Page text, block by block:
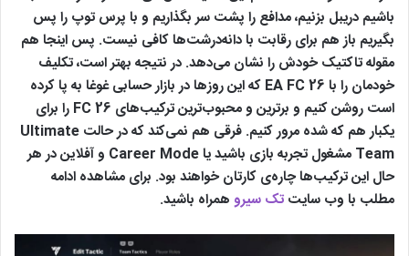
باشیم دریبل بزنیم، مدافع را پشت سر بگذاریم و با پرس توپ را پس
بگیریم باز هم برای رقابت با دانه‌درشت‌ها کافی نیست. پس اینجا هم
مقوله تاکتیک خودش را نشان می‌دهد. در نتیجه بهتر است، تکلیف
خودمان را با EA FC 26 که این روزها در بازار حسابی غوغا به پا کرده
است روشن کنیم و برترین و محبوب‌ترین ترکیب‌های FC 26 را برای
یکبار هم که شده مرور کنیم. فرقی هم نمی‌کند که در حالت Ultimate
Team مشغول تجربه بازی باشید یا Career Mode و آفلاین در هر
حال این ترکیب‌ها چاره‌ی‌ کارتان خواهند بود. برای مشاهده ادامه
مطلب با وب سایت تک سیرو همراه باشید.